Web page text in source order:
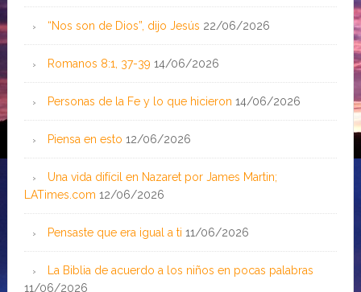
“Nos son de Dios”, dijo Jesús 22/06/2026
Romanos 8:1, 37-39 14/06/2026
Personas de la Fe y lo que hicieron 14/06/2026
Piensa en esto 12/06/2026
Una vida difícil en Nazaret por James Martin;
LATimes.com 12/06/2026
Pensaste que era igual a ti 11/06/2026
La Biblia de acuerdo a los niños en pocas palabras
11/06/2026